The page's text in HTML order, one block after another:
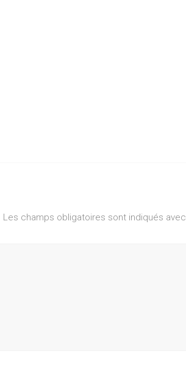
Les champs obligatoires sont indiqués avec